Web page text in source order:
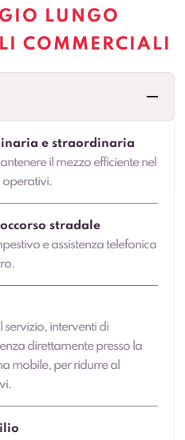
LUNGO
COMMERCIALI
e straordinaria
il mezzo efficiente nel
operativi.
stradale
e assistenza telefonica
servizio, interventi di
direttamente presso la
mobile, per ridurre al